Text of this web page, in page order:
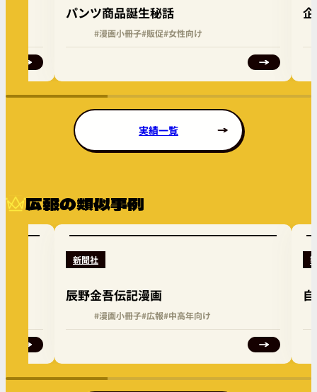
パンツ商品誕生秘話
#漫画小冊子#販促#女性向け
実績一覧
広報の類似事例
新聞社
辰野金吾伝記漫画
#漫画小冊子#広報#中高年向け